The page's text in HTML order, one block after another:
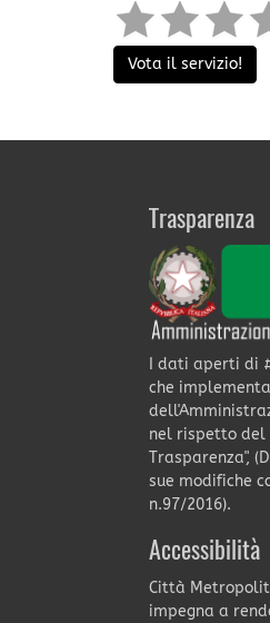
Vota il servizio!
Trasparenza
I dati aperti di
che
nel rispetto del
Trasparenza",
sue modifiche
n.97/2016).
Accessibilità
Città
impegna a